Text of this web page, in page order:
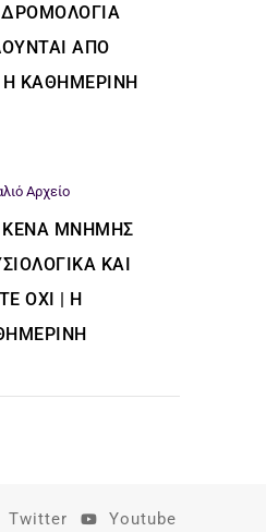
ΔΡΟΜΟΛΌΓΙΑ
ΑΠΌ
Η ΚΑΘΗΜΕΡΙΝΗ
Αρχείο
ΚΕΝΆ ΜΝΉΜΗΣ
ΚΑΙ
ΌΧΙ | Η
Twitter Youtube